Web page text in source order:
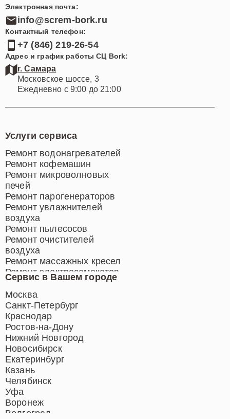
Электронная почта:
info@screm-bork.ru
Контактный телефон:
+7 (846) 219-26-54
Адрес и график работы СЦ Bork:
г. Самара
Московское шоссе, 3
Ежедневно с 9:00 до 21:00
Сервис в Вашем городе
Москва
Санкт-Петербург
Краснодар
Ростов-на-Дону
Нижний Новгород
Новосибирск
Екатеринбург
Казань
Челябинск
Уфа
Воронеж
Волгоград
Услуги сервиса
Ремонт водонагревателей
Ремонт кофемашин
Ремонт микроволновых
печей
Ремонт парогенераторов
Ремонт увлажнителей
воздуха
Ремонт пылесосов
Ремонт очистителей
воздуха
Ремонт массажных кресел
Ремонт электросамокатов
Ремонт индукционных плит
Ремонт роботов-пылесосов
Ремонт гладильных систем
Ремонт отпаривателей
Ремонт вертикальных
пылесосов